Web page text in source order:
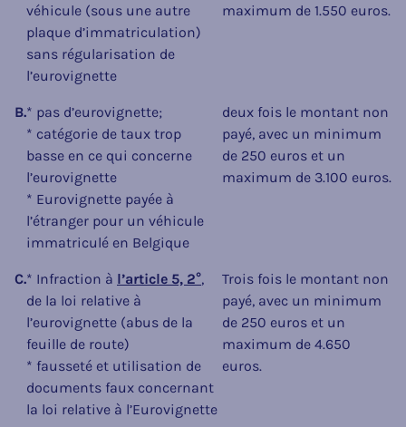
véhicule (sous une autre
plaque d’immatriculation)
sans régularisation de
l’eurovignette
maximum de 1.550 euros.
B.* pas d’eurovignette;
* catégorie de taux trop
basse en ce qui concerne
l’eurovignette
* Eurovignette payée à
l’étranger pour un véhicule
immatriculé en Belgique
deux fois le montant non
payé, avec un minimum
de 250 euros et un
maximum de 3.100 euros.
C.* Infraction à l’article 5, 2°,
de la loi relative à
l’eurovignette (abus de la
feuille de route)
* fausseté et utilisation de
documents faux concernant
la loi relative à l’Eurovignette
Trois fois le montant non
payé, avec un minimum
de 250 euros et un
maximum de 4.650
euros.